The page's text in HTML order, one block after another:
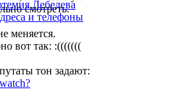
смотреть.
меняется.
вот так: :(((((((
тон задают:
Лебедева
и телефоны